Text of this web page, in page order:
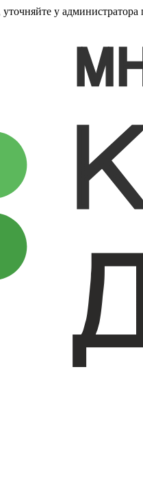
у администратора